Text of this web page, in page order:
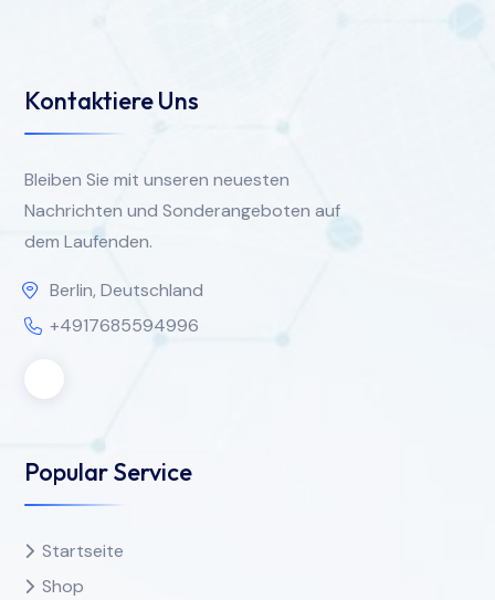
Kontaktiere Uns
Bleiben Sie mit unseren neuesten
Nachrichten und Sonderangeboten auf
dem Laufenden.
Berlin, Deutschland
+4917685594996
Popular Service
Startseite
Shop